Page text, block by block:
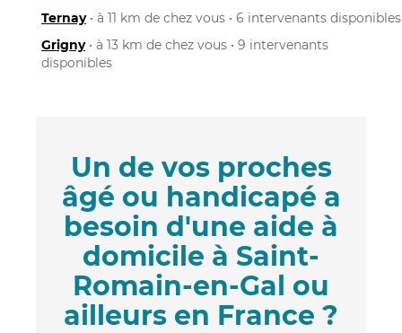
Ternay• à 11 km de chez vous • 6 intervenants disponibles
Grigny• à 13 km de chez vous • 9 intervenants
disponibles
Un de vos proches
âgé ou handicapé a
besoin d'une aide à
domicile à Saint-
Romain-en-Gal ou
ailleurs en France ?